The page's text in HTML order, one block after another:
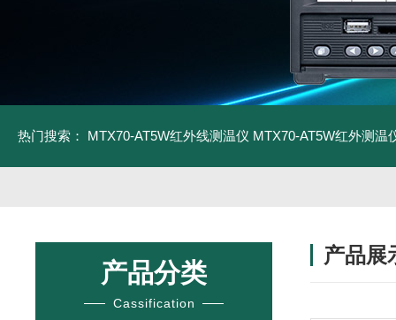
热门搜索： MTX70-AT5W红外线测温仪 MTX70-AT5W红外测温
产品分类
Cassification
产品展